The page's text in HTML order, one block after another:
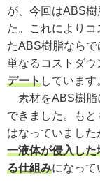
が、今回はABS
た。これにより
たABS樹脂ならで
単なるコストダウ
デートしています
素材をABS樹脂
できました。も
はなっていました
一液体が侵入し
る仕組みになって